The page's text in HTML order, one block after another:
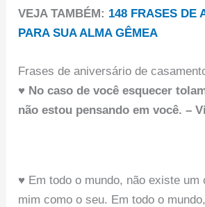
VEJA TAMBÉM: 148 FRASES DE
PARA SUA ALMA GÊMEA
Frases de aniversário de
♥ No caso de você esquecer
não estou pensando em você. –
♥ Em todo o mundo, não existe um
mim como o seu. Em todo o